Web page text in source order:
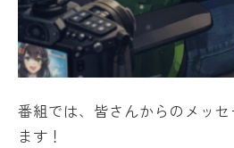
番組では、皆さんからのメッセ
ます！